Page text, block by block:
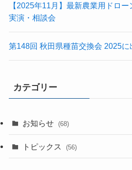
【2025年11月】最新農業用ドロ
実演・相談会
第148回 秋田県種苗交換会 2025に
カテゴリー
お知らせ (68)
トピックス (56)